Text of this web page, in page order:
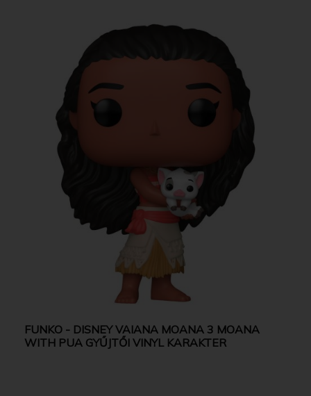
FUNKO - DISNEY VAIANA MOANA 3 MOANA
WITH PUA GYŰJTŐI VINYL KARAKTER